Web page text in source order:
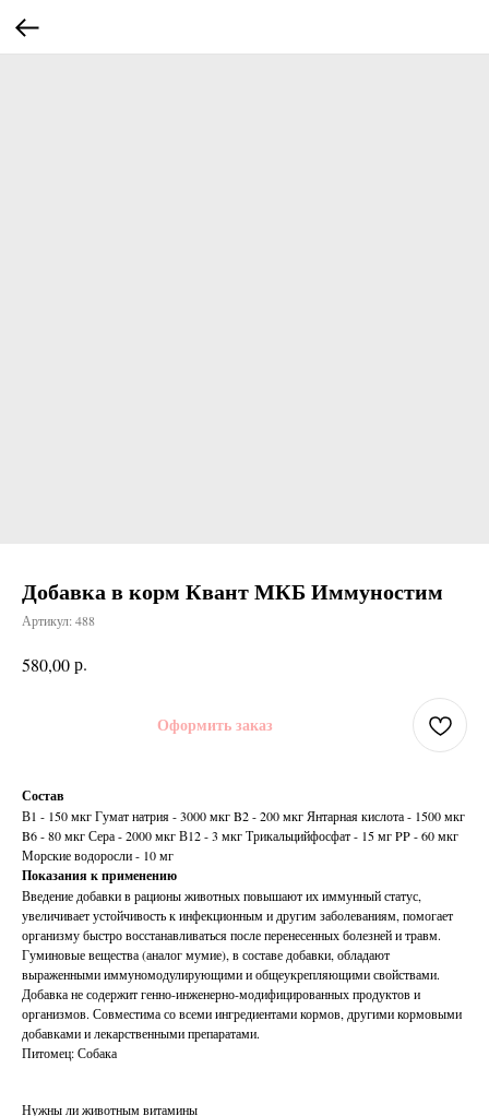
Добавка в корм Квант МКБ Иммуностим
Артикул: 488
580,00р.
Оформить заказ
Состав
В1 - 150 мкг Гумат натрия - 3000 мкг B2 - 200 мкг Янтарная кислота - 1500 мкг
B6 - 80 мкг Сера - 2000 мкг В12 - 3 мкг Трикальцийфосфат - 15 мг PP - 60 мкг
Морские водоросли - 10 мг
Показания к применению
Введение добавки в рационы животных повышают их иммунный статус,
увеличивает устойчивость к инфекционным и другим заболеваниям, помогает
организму быстро восстанавливаться после перенесенных болезней и травм.
Гуминовые вещества (аналог мумие), в составе добавки, обладают
выраженными иммуномодулирующими и общеукрепляющими свойствами.
Добавка не содержит генно-инженерно-модифицированных продуктов и
организмов. Совместима со всеми ингредиентами кормов, другими кормовыми
добавками и лекарственными препаратами.
Питомец: Собака
Нужны ли животным витамины